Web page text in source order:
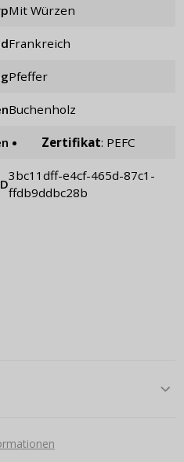
mit Würzen
Frankreich
Pfeffer
Buchenholz
Zertifikat: PEFC
3bc11dff-e4cf-465d-87c1-
ffdb9ddbc28b